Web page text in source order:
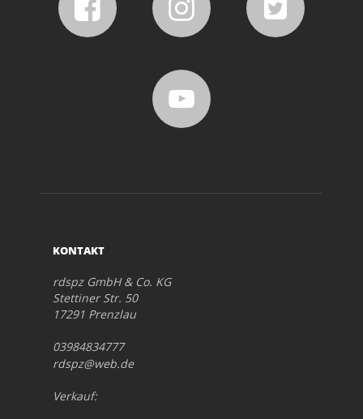
KONTAKT
rdspz GmbH & Co. KG
Stettiner Str. 50
17291 Prenzlau
03984834777
rdspz@web.de
Verkauf: